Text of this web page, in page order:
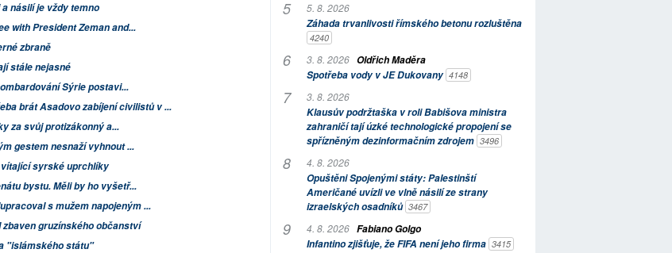
násilí je vždy temno
with President Zeman and...
zbraně
stále nejasné
Sýrie postavi...
brát Asadovo zabíjení civilistů v ...
za svůj protizákonný a...
gestem nesnaží vyhnout ...
syrské uprchlíky
bystu. Měli by ho vyšetř...
s mužem napojeným ...
gruzínského občanství
"islámského státu"
5. 8. 2026
Záhada trvanlivosti římského betonu rozluštěna
4240
3. 8. 2026 Oldřich Maděra
Spotřeba vody v JE Dukovany 4148
3. 8. 2026
Klausův podržtaška v roli Babišova ministra
zahraničí tají úzké technologické propojení se
spřízněným dezinformačním zdrojem 3496
4. 8. 2026
Opuštěni Spojenými státy: Palestinští
Američané uvízli ve vlně násilí ze strany
izraelských osadníků 3467
4. 8. 2026 Fabiano Golgo
Infantino zjišťuje, že FIFA není jeho firma 3415